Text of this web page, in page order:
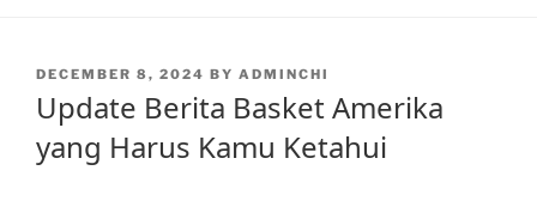
POSTED
DECEMBER 8, 2024 BY ADMINCHI
Update Berita Basket Amerika
yang Harus Kamu Ketahui